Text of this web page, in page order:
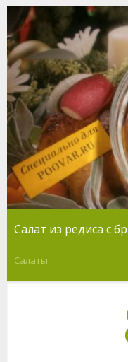
Салат из редиса с
Салаты